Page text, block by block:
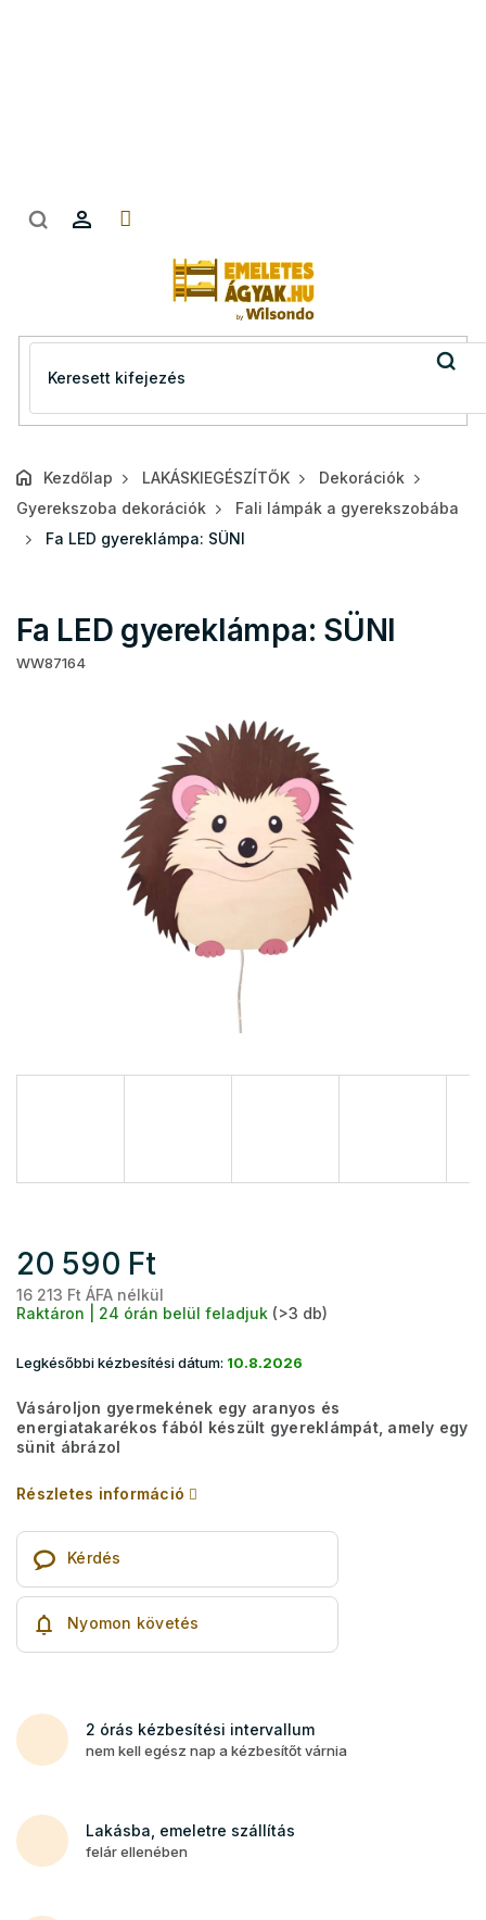
Kezdőlap LAKÁSKIEGÉSZÍTŐK
Dekorációk
Gyerekszoba dekorációk
Fali lámpák a gyerekszobába
Fa LED gyereklámpa: SÜNI
Fa LED gyereklámpa: SÜNI
WW87164
20 590 Ft
16 213 Ft ÁFA nélkül
Raktáron | 24 órán belül feladjuk (>3 db)
Legkésőbbi kézbesítési dátum: 10.8.2026
Vásároljon gyermekének egy aranyos és
energiatakarékos fából készült gyereklámpát, amely egy
sünit ábrázol
Részletes információ
Kérdés
Nyomon követés
2 órás kézbesítési intervallum
nem kell egész nap a kézbesítőt várnia
Lakásba, emeletre szállítás
felár ellenében